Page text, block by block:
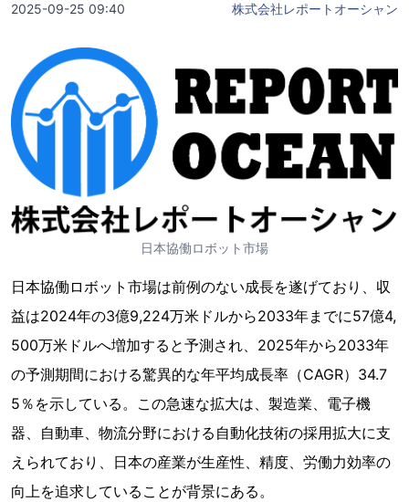
2025-09-25 09:40 株式会社レポートオーシャン
日本協働ロボット市場
日本協働ロボット市場は前例のない成長を遂げており、収
益は2024年の3億9,224万米ドルから2033年までに57億4,
500万米ドルへ増加すると予測され、2025年から2033年
の予測期間における驚異的な年平均成長率（CAGR）34.7
5％を示している。この急速な拡大は、製造業、電子機
器、自動車、物流分野における自動化技術の採用拡大に支
えられており、日本の産業が生産性、精度、労働力効率の
向上を追求していることが背景にある。